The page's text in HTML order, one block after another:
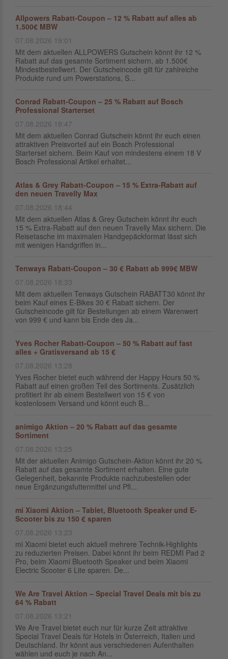
Allpowers Rabatt-Coupon – 12 % Rabatt auf alles ab
1.500€ MBW
07.08.2026 19:01
Mit dem aktuellen ALLPOWERS Gutschein könnt ihr 12 %
Rabatt auf das gesamte Sortiment sichern, ab 1.500€
Mindestbestellwert. Der Gutscheincode gilt für zahlreiche
Produkte rund um Powerstations, S...
Conrad Rabatt-Coupon – 25 % Rabatt auf Bosch
Professional Starterset
07.08.2026 18:47
Mit dem aktuellen Conrad Gutschein könnt ihr euch einen
attraktiven Preisvorteil auf ein Bosch Professional
Starterset sichern. Beim Kauf von mindestens einem 18 V
Bosch Professional Artikel erhaltet...
Atlas & Grey Rabatt-Coupon – 15 % Extra-Rabatt auf
den neuen Travelly Max
07.08.2026 18:44
Mit dem aktuellen Atlas & Grey Gutschein könnt ihr euch
15 % Extra-Rabatt auf den neuen Travelly Max sichern. Die
Reisetasche im maximalen Handgepäckformat lässt sich
mit wenigen Handgriffen in...
Tenways Rabatt-Coupon – 30 € Rabatt ab 999€ MBW
07.08.2026 18:33
Mit dem aktuellen Tenways Gutschein RABATT30 könnt ihr
beim Kauf eines E-Bikes 30 € Rabatt sichern. Der
Gutscheincode gilt für Bestellungen ab einem Warenwert
von 999 € und kann bis Ende des Ja...
Yves Rocher Rabatt-Coupon – 50 % Rabatt auf fast
alles + Gratisversand ab 15 €
07.08.2026 13:28
Yves Rocher bietet euch während der Happy Hours 50 %
Rabatt auf einen großen Teil des Sortiments. Zusätzlich
profitiert ihr ab einem Bestellwert von 15 € von
kostenlosem Versand und könnt euch B...
animigo Aktion – 20 % Rabatt auf das gesamte
Sortiment
07.08.2026 13:25
Mit der aktuellen Animigo Gutschein-Aktion könnt ihr 20 %
Rabatt auf das gesamte Sortiment erhalten. Eine gute
Gelegenheit, bekannte Produkte nachzubestellen oder
neue Ergänzungsfuttermittel und Pfl...
mi Xiaomi Aktion – Tablet, Bluetooth Speaker und E-
Scooter bis zu 150 € sparen
07.08.2026 13:23
mi Xiaomi bietet euch aktuell mehrere Technik-Highlights
zu reduzierten Preisen. Dabei könnt ihr beim REDMI Pad 2
Pro, beim Xiaomi Bluetooth Speaker und beim Xiaomi
Electric Scooter 6 Lite sparen. De...
We Are Travel Aktion – Special Travel Deals mit bis zu
64 % Rabatt
07.08.2026 13:21
We Are Travel bietet euch nur für kurze Zeit attraktive
Special Travel Deals für Hotels in Österreich, Italien und
Deutschland. Ihr könnt aus verschiedenen Aufenthalten
wählen und euch je nach An...